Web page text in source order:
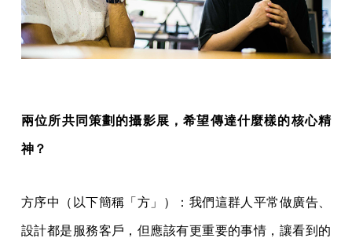
兩位所共同策劃的攝影展，希望傳達什麼樣的核心精
神？
方序中（以下簡稱「方」）：我們這群人平常做廣告、
設計都是服務客戶，但應該有更重要的事情，讓看到的